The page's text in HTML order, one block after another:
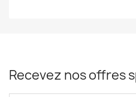
Recevez nos offres